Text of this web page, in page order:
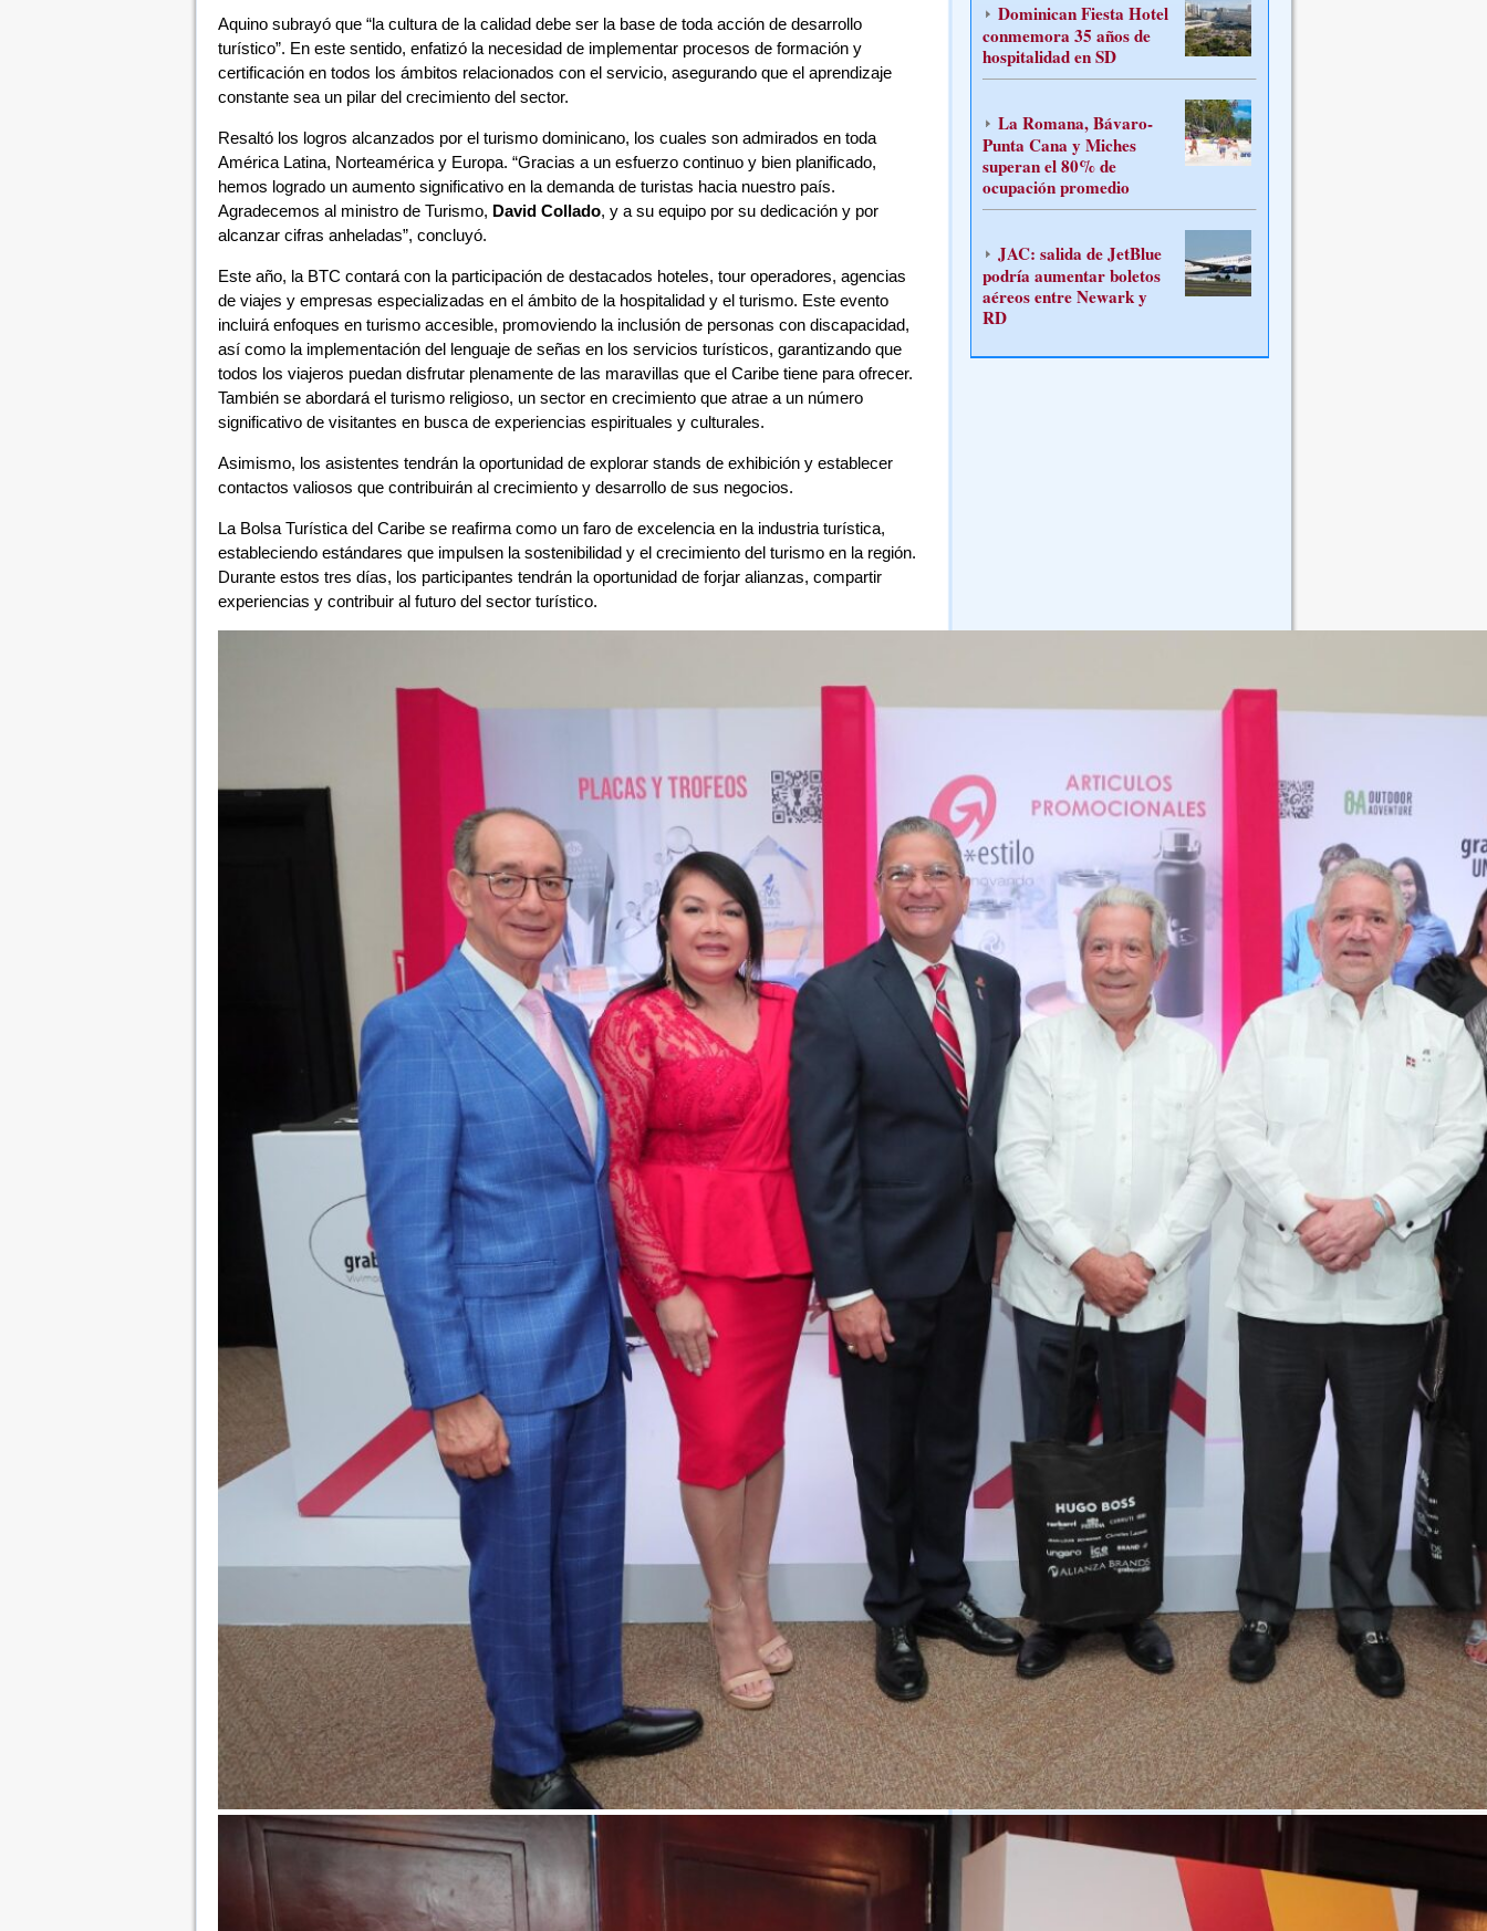
Aquino subrayó que “la cultura de la calidad debe ser la base de toda acción de desarrollo
turístico”. En este sentido, enfatizó la necesidad de implementar procesos de formación y
certificación en todos los ámbitos relacionados con el servicio, asegurando que el aprendizaje
constante sea un pilar del crecimiento del sector.
Resaltó los logros alcanzados por el turismo dominicano, los cuales son admirados en toda
América Latina, Norteamérica y Europa. “Gracias a un esfuerzo continuo y bien planificado,
hemos logrado un aumento significativo en la demanda de turistas hacia nuestro país.
Agradecemos al ministro de Turismo, David Collado, y a su equipo por su dedicación y por
alcanzar cifras anheladas”, concluyó.
Este año, la BTC contará con la participación de destacados hoteles, tour operadores, agencias
de viajes y empresas especializadas en el ámbito de la hospitalidad y el turismo. Este evento
incluirá enfoques en turismo accesible, promoviendo la inclusión de personas con discapacidad,
así como la implementación del lenguaje de señas en los servicios turísticos, garantizando que
todos los viajeros puedan disfrutar plenamente de las maravillas que el Caribe tiene para ofrecer.
También se abordará el turismo religioso, un sector en crecimiento que atrae a un número
significativo de visitantes en busca de experiencias espirituales y culturales.
Asimismo, los asistentes tendrán la oportunidad de explorar stands de exhibición y establecer
contactos valiosos que contribuirán al crecimiento y desarrollo de sus negocios.
La Bolsa Turística del Caribe se reafirma como un faro de excelencia en la industria turística,
estableciendo estándares que impulsen la sostenibilidad y el crecimiento del turismo en la región.
Durante estos tres días, los participantes tendrán la oportunidad de forjar alianzas, compartir
experiencias y contribuir al futuro del sector turístico.
Dominican Fiesta Hotel
conmemora 35 años de
hospitalidad en SD
La Romana, Bávaro-
Punta Cana y Miches
superan el 80% de
ocupación promedio
JAC: salida de JetBlue
podría aumentar boletos
aéreos entre Newark y
RD